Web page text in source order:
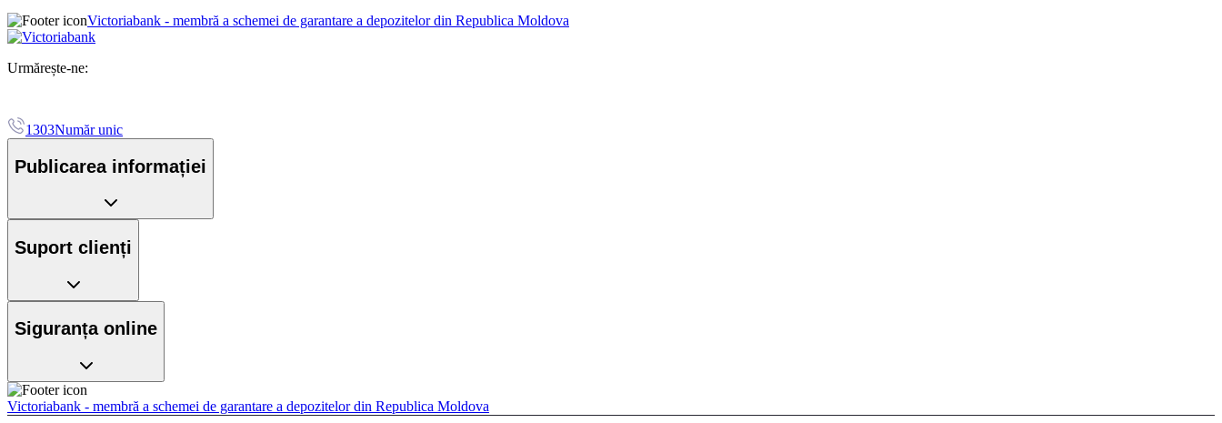
Victoriabank - membră a schemei de garantare a depozitelor din Republica Moldova
Urmărește-ne:
1303Număr unic
Publicarea informației
Suport clienți
Siguranța online
Victoriabank - membră a schemei de garantare a depozitelor din Republica Moldova